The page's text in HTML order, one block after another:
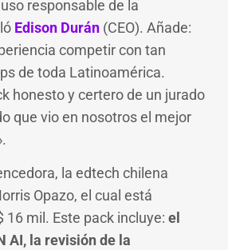
responsable de la
Edison Durán (CEO). Añade:
competir con tan
de toda Latinoamérica.
honesto y certero de un jurado
que vio en nosotros el mejor
la edtech chilena
Opazo, el cual está
16 mil. Este pack incluye: el
AI, la revisión de la